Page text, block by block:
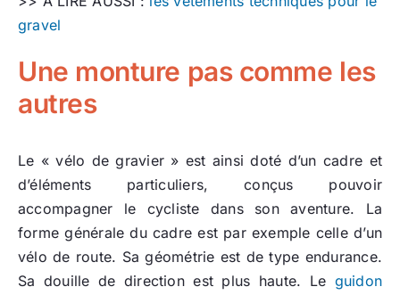
gravel
Une monture pas comme les
autres
Le « vélo de gravier » est ainsi doté d’un cadre et
d’éléments particuliers, conçus pouvoir
accompagner le cycliste dans son aventure. La
forme générale du cadre est par exemple celle d’un
vélo de route. Sa géométrie est de type endurance.
Sa douille de direction est plus haute. Le guidon